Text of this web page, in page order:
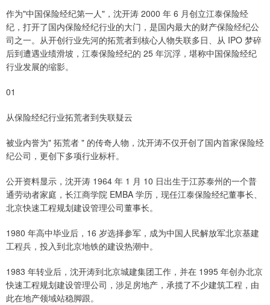
作为"中国保险经纪第一人"，沈开涛 2000 年 6 月创立江泰保险经
纪，打开了国内保险经纪行业的大门，是国内最大的财产保险经纪公
司之一。从开创行业先河的拓荒者到核心人物失联多日、从 IPO 梦碎
后到遭遇业绩滑坡，江泰保险经纪的 25 年沉浮，堪称中国保险经纪
行业发展的缩影。
01
从保险经纪行业拓荒者到失联疑云
被业内誉为" 拓荒者 " 的传奇人物，沈开涛不仅开创了国内首家保险经
纪公司，更创下多项行业标杆。
公开资料显示，沈开涛 1964 年 1 月 10 日出生于江苏泰州的一个普
通劳动者家庭，长江商学院 EMBA 学历，现任江泰保险经纪董事长、
北京快速工程规划建设管理公司董事长。
1980 年高中毕业后，16 岁选择参军，成为中国人民解放军北京基建
工程兵，投入到北京地铁的建设热潮中。
1983 年转业后，沈开涛到北京城建集团工作，并在 1995 年创办北京
快速工程规划建设管理公司，涉足房地产，承揽了不少建筑工程，由
此在地产领域站稳脚跟。